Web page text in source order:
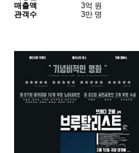
억 원, 누적 관객 수 50만 명을 돌
고 있다.
이 작품은 일상 속 소소한 감동을
한 연출과 현실적인 캐릭터들로
의 매출을 기록하며 관객 수 1만2
4위는 일본영화 <고백>이 차지했
하는 서스펜스 드라마로, 긴장감
연출이 특징이다. 한 주간 매출 2
누적 매출 3천3백만 원을 기록했다.